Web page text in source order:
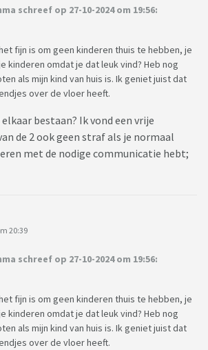
schreef op 27-10-2024 om 19:56:
fijn is om geen kinderen thuis te hebben, je
kinderen omdat je dat leuk vind? Heb nog
als mijn kind van huis is. Ik geniet juist dat
over de vloer heeft.
bestaan? Ik vond een vrije
de 2 ook geen straf als je normaal
met de nodige communicatie hebt;
20:39
schreef op 27-10-2024 om 19:56:
fijn is om geen kinderen thuis te hebben, je
kinderen omdat je dat leuk vind? Heb nog
als mijn kind van huis is. Ik geniet juist dat
over de vloer heeft.